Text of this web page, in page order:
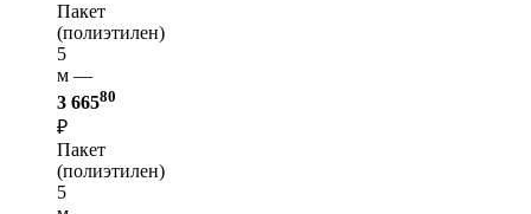
Пакет
(полиэтилен)
5
м —
3 66580
₽
Пакет
(полиэтилен)
5